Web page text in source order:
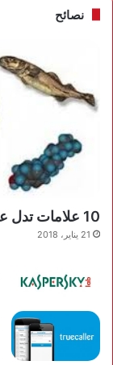
نصائح
10 علامات تدل على نقص ” فيتامين د ” في الجسم
21 يناير، 2018